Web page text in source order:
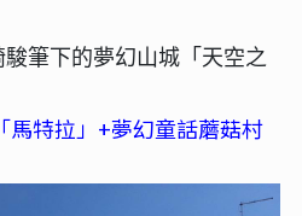
駿筆下的夢幻山城「天空之
馬特拉」+夢幻童話蘑菇村